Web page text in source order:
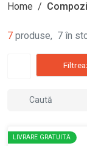
Home /
7 produse, 7 în
LIVRARE GRATUITĂ